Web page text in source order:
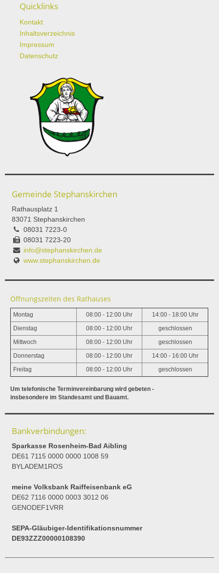
Quicklinks
Kontakt
Inhaltsverzeichnis
Impressum
Datenschutz
Gemeinde Stephanskirchen
Rathausplatz 1
83071 Stephanskirchen
08031 7223-0
08031 7223-20
info@stephanskirchen.de
www.stephanskirchen.de
Öffnungszeiten des Rathauses
Montag 08:00 - 12:00 Uhr 14:00 - 18:00 Uhr
Dienstag 08:00 - 12:00 Uhr geschlossen
Mittwoch 08:00 - 12:00 Uhr geschlossen
Donnerstag 08:00 - 12:00 Uhr 14:00 - 16:00 Uhr
Freitag 08:00 - 12:00 Uhr geschlossen
Um telefonische Terminvereinbarung wird gebeten -
insbesondere im Standesamt und Bauamt.
Bankverbindungen:
Sparkasse Rosenheim-Bad Aibling
DE61 7115 0000 0000 1008 59
BYLADEM1ROS
meine Volksbank Raiffeisenbank eG
DE62 7116 0000 0003 3012 06
GENODEF1VRR
SEPA-Gläubiger-Identifikationsnummer
DE93ZZZ00000108390